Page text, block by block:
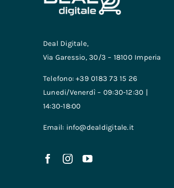
Deal Digitale,
Via Garessio, 30/3 – 18100 Imperia
Telefono: +39 0183 73 15 26
Lunedi/Venerdì – 09:30-12:30 |
14:30-18:00
Email: info@dealdigitale.it